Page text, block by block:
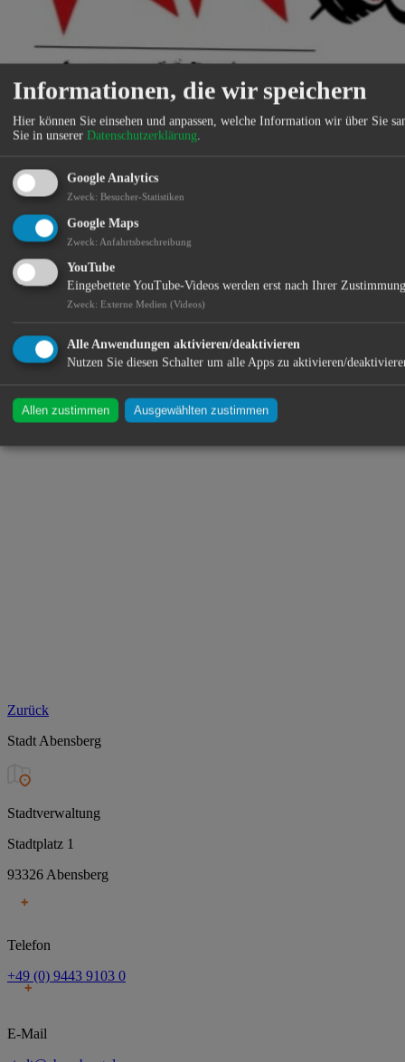
An Sushi aufInstagram
Standort:
Zurück
Stadt Abensberg
Stadtverwaltung
Stadtplatz 1
93326 Abensberg
Telefon
+49 (0) 9443 9103 0
E-Mail
Informationen, die wir speichern
Hier können Sie einsehen und anpassen, welche Information wir über Sie
Sie in unserer Datenschutzerklärung.
Google Analytics
Zweck: Besucher-Statistiken
Google Maps
Zweck: Anfahrtsbeschreibung
YouTube
Eingebettete YouTube-Videos werden erst nach Ihrer
Zweck: Externe Medien (Videos)
Alle Anwendungen aktivieren/deaktivieren
Nutzen Sie diesen Schalter um alle Apps zu aktivieren/
Allen zustimmen Ausgewählten zustimmen